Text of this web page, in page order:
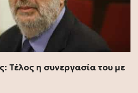
Τέλος η συνεργασία του με